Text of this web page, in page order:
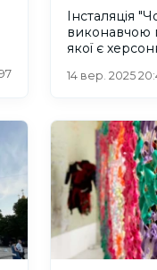
Інсталяція
якої є
14 вер. 2025